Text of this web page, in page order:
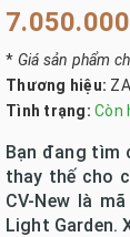
* Giá sản phẩm
Thương hiệu:
Tình trạng: Còn
Bạn đang tìm
thay thế cho
CV-New là
Light Garden.